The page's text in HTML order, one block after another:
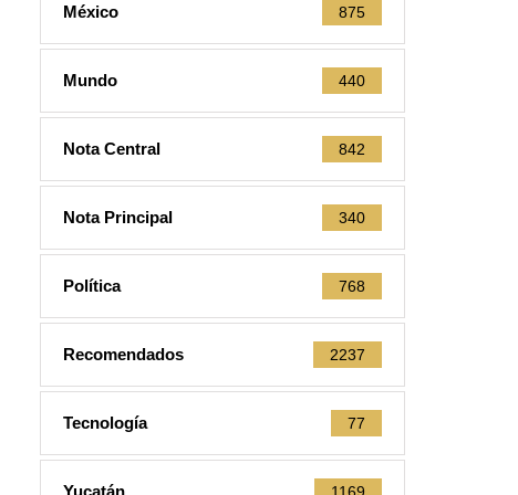
México 875
Mundo 440
Nota Central 842
Nota Principal 340
Política 768
Recomendados 2237
Tecnología 77
Yucatán